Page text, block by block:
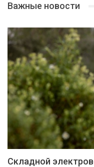
Важные новости
Складной